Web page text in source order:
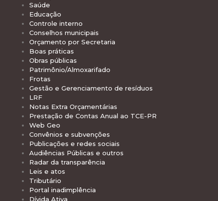
Saúde
Educação
Controle interno
Conselhos municipais
Orçamento por Secretaria
Boas práticas
Obras públicas
Patrimônio/Almoxarifado
Frotas
Gestão e Gerenciamento de resíduos
LRF
Notas Extra Orçamentárias
Prestação de Contas Anual ao TCE-PR
Web Geo
Convênios e subvenções
Publicações e redes sociais
Audiências Públicas e outros
Radar da transparência
Leis e atos
Tributário
Portal inadimplência
Dívida Ativa